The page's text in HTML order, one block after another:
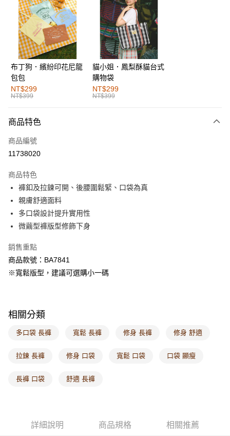
超商取貨付款
LINE Pay
街口支付
運送方式
全家取貨付款
每筆NT$60，滿NT$1,000(含以上)免運費
付款後全家取貨
萊爾富取貨付款
付款後萊爾富取貨
每筆NT$60，滿NT$1,000(含以上)免運費
7-11取貨付款
每筆NT$60，滿NT$1,000(含以上)免運費
付款後7-11取貨
每筆NT$60，滿NT$1,000(含以上)免運費
付款後門市自取
每筆NT$60，滿NT$1,000(含以上)免運費
布丁狗．繽紛印花尼龍
包包
NT$299
NT$399
貓小姐．鳳梨酥貓台式
購物袋
NT$299
NT$399
商品特色
商品編號
11738020
商品特色
褲釦及拉鍊可開、後腰圍鬆緊、口袋為真
親膚舒適面料
多口袋設計提升實用性
微繭型褲版型修飾下身
銷售重點
商品款號：BA7841
※寬鬆版型，建議可選購小一碼
相關分類
多口袋 長褲 寬鬆 長褲 修身 長褲 修身 舒適
拉鍊 長褲 修身 口袋 寬鬆 口袋 口袋 顯瘦
長褲 口袋 舒適 長褲
詳細說明 商品規格 相關推薦